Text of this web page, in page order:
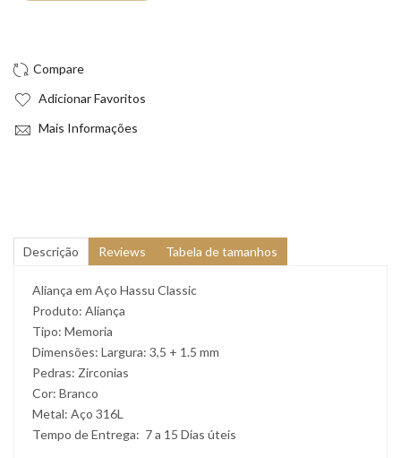
Adicionar Favoritos
Mais Informações
Descrição Reviews Tabela de tamanhos
Aliança em Aço Hassu Classic
Produto: Aliança
Tipo: Memoria
Dimensões: Largura: 3,5 + 1.5 mm
Pedras: Zirconias
Cor: Branco
Metal: Aço 316L
Tempo de Entrega: 7 a 15 Dias úteis